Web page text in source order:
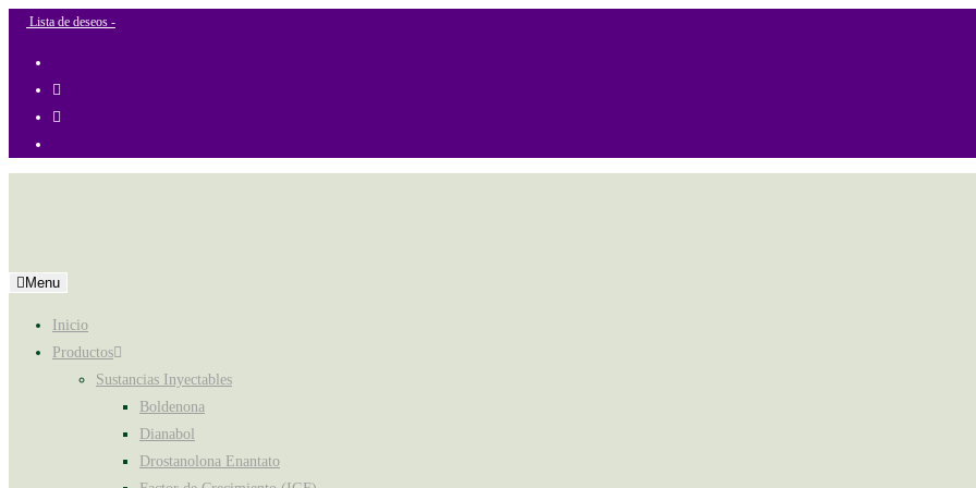
Lista de deseos -
Menu
Inicio
Productos
Sustancias Inyectables
Boldenona
Dianabol
Drostanolona Enantato